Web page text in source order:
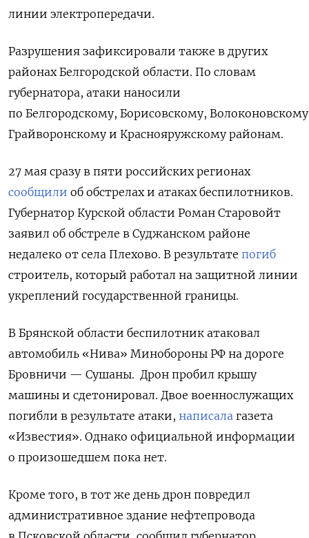
линии электропередачи.
Разрушения зафиксировали также в других
районах Белгородской области. По словам
губернатора, атаки наносили
по Белгородскому, Борисовскому,
Грайворонскому и Краснояружскому районам.
27 мая сразу в пяти российских регионах
сообщили об обстрелах и атаках беспилотников.
Губернатор Курской области Роман Старовойт
заявил об обстреле в Суджанском районе
недалеко от села Плехово. В результате погиб
строитель, который работал на защитной линии
укреплений государственной границы.
В Брянской области беспилотник атаковал
автомобиль «Нива» Минобороны РФ на дороге
Бровничи — Сушаны. Дрон пробил крышу
машины и сдетонировал. Двое военнослужащих
погибли в результате атаки, написала газета
«Известия». Однако официальной информации
о произошедшем пока нет.
Кроме того, в тот же день дрон повредил
административное здание нефтепровода